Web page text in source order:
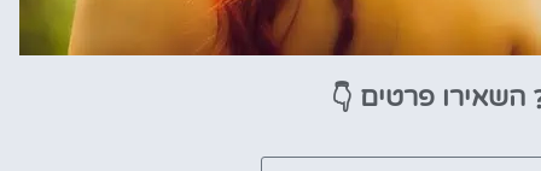
השאירו פרטים 👇